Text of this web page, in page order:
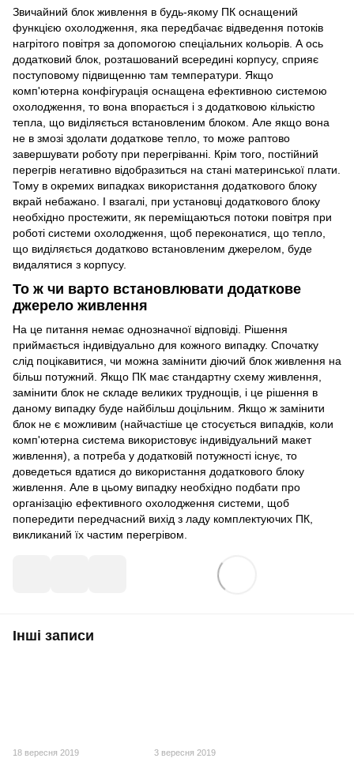
Звичайний блок живлення в будь-якому ПК оснащений
функцією охолодження, яка передбачає відведення потоків
нагрітого повітря за допомогою спеціальних кольорів. А ось
додатковий блок, розташований всередині корпусу, сприяє
поступовому підвищенню там температури. Якщо
комп'ютерна конфігурація оснащена ефективною системою
охолодження, то вона впорається і з додатковою кількістю
тепла, що виділяється встановленим блоком. Але якщо вона
не в змозі здолати додаткове тепло, то може раптово
завершувати роботу при перегріванні. Крім того, постійний
перегрів негативно відобразиться на стані материнської плати.
Тому в окремих випадках використання додаткового блоку
вкрай небажано. І взагалі, при установці додаткового блоку
необхідно простежити, як переміщаються потоки повітря при
роботі системи охолодження, щоб переконатися, що тепло,
що виділяється додатково встановленим джерелом, буде
видалятися з корпусу.
То ж чи варто встановлювати додаткове
джерело живлення
На це питання немає однозначної відповіді. Рішення
приймається індивідуально для кожного випадку. Спочатку
слід поцікавитися, чи можна замінити діючий блок живлення на
більш потужний. Якщо ПК має стандартну схему живлення,
замінити блок не складе великих труднощів, і це рішення в
даному випадку буде найбільш доцільним. Якщо ж замінити
блок не є можливим (найчастіше це стосується випадків, коли
комп'ютерна система використовує індивідуальний макет
живлення), а потреба у додатковій потужності існує, то
доведеться вдатися до використання додаткового блоку
живлення. Але в цьому випадку необхідно подбати про
організацію ефективного охолодження системи, щоб
попередити передчасний вихід з ладу комплектуючих ПК,
викликаний їх частим перегрівом.
Інші записи
18 вересня 2019 3 вересня 2019